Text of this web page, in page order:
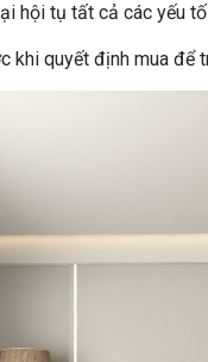
hội tụ tất cả các yếu
khi quyết định mua để